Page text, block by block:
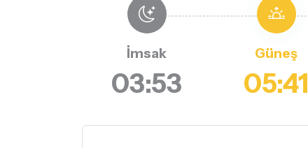
İmsak
03:53
Güneş
05:41